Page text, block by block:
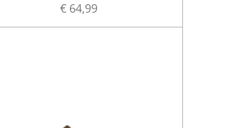
€ 64,99